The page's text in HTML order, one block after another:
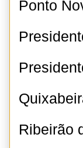
Ponto
Ribeirão